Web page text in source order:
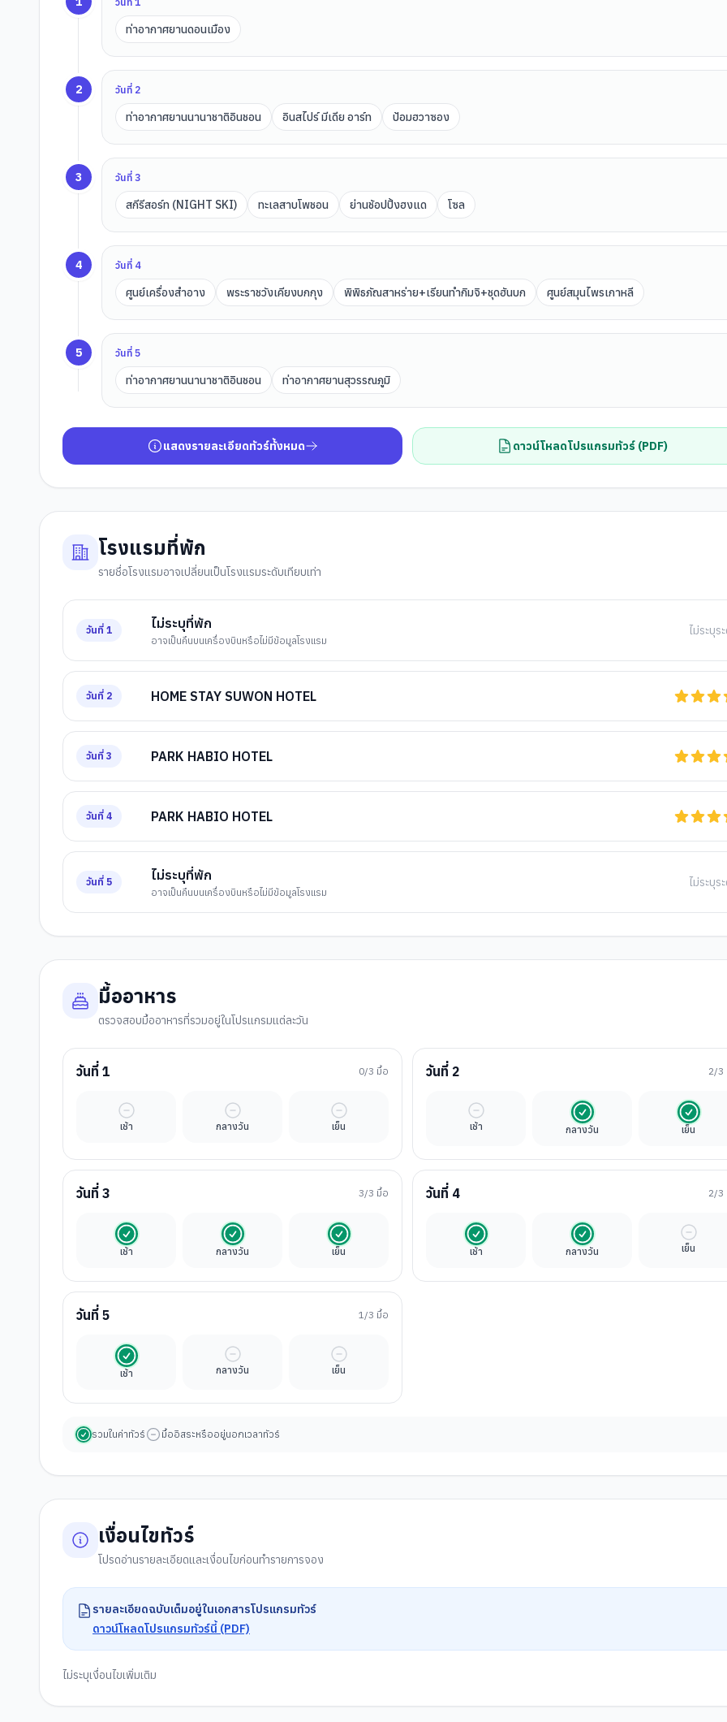
ท่าอากาศยานดอนเมือง
2 วันที่ 2
ท่าอากาศยานนานาชาติอินชอน อินสไปร์ มีเดีย อาร์ท ป้อมฮวาซอง
3 วันที่3
สกีรีสอร์ท (NIGHT SKI) ทะเลสาบโพชอน ย่านช้อปปิ้งฮงแด โซล
4 วันที่ 4
ศูนย์เครื่องสำอาง พระราชวังเคียงบกกุง พิพิธภัณสาหร่าย+เรียนทำกิมจิ+ชุดฮันบก ศูนย์สมุนไพรเกาหลี
5 วันที่5
ท่าอากาศยานนานาชาติอินชอน ท่าอากาศยานสุวรรณภูมิ
แสดงรายละเอียดทัวร์ทั้งหมด ดาวน์โหลดโปรแกรมทัวร์ (PDF)
โรงแรมที่พัก
รายชื่อโรงแรมอาจเปลี่ยนเป็นโรงแรมระดับเทียบเท่า
วันที่ 1 ไม่ระบุที่พัก
อาจเป็นคืนบนเครื่องบินหรือไม่มีข้อมูลโรงแรม
ไม่ระบุร
วันที่ 2 HOME STAY SUWON HOTEL
วันที่ 3 PARK HABIO HOTEL
วันที่ 4 PARK HABIO HOTEL
วันที่ 5 ไม่ระบุที่พัก
อาจเป็นคืนบนเครื่องบินหรือไม่มีข้อมูลโรงแรม
ไม่ระบุร
มื้ออาหาร
ตรวจสอบมื้ออาหารที่รวมอยู่ในโปรแกรมแต่ละวัน
วันที่ 1 0/3 มื้อ
เช้า
มื้ออิสระ
กลางวัน
มื้ออิสระ
เย็น
มื้ออิสระ
วันที่ 2 2/3
เช้า
มื้ออิสระ
กลางวัน
รวมในค่าทัวร์
เย็น
รวมใน
วันที่ 3 3/3 มื้อ
เช้า
รวมในค่าทัวร์
กลางวัน
รวมในค่าทัวร์
เย็น
รวมในค่าทัวร์
วันที่ 4 2/3
เช้า
รวมในค่าทัวร์
กลางวัน
รวมในค่าทัวร์
เย็น
มื้ออิสร
วันที่ 5 1/3 มื้อ
เช้า
รวมในค่าทัวร์
กลางวัน
มื้ออิสระ
เย็น
มื้ออิสระ
รวมในค่าทัวร์ มื้ออิสระหรืออยู่นอกเวลาทัวร์
เงื่อนไขทัวร์
โปรดอ่านรายละเอียดและเงื่อนไขก่อนทำรายการจอง
รายละเอียดฉบับเต็มอยู่ในเอกสารโปรแกรมทัวร์
ดาวน์โหลดโปรแกรมทัวร์นี้ (PDF)
ไม่ระบุเงื่อนไขเพิ่มเติม